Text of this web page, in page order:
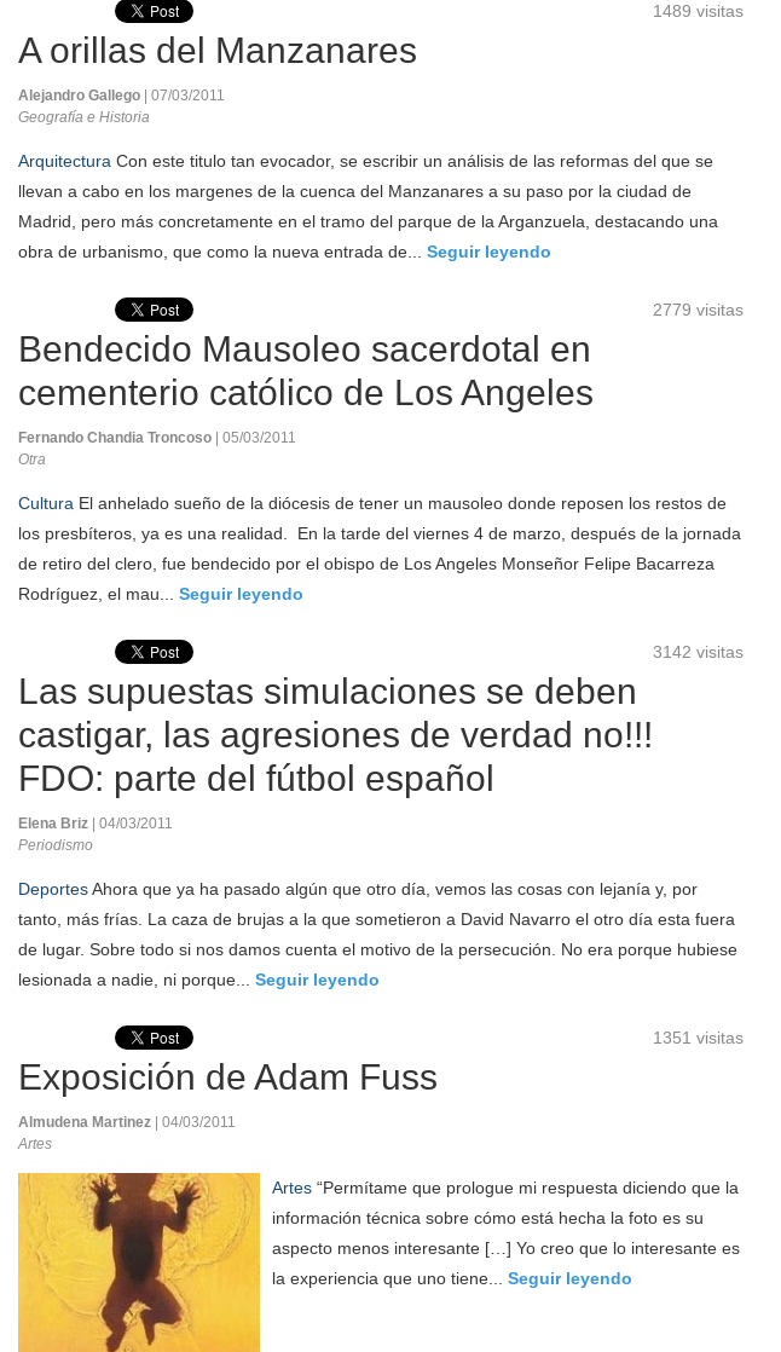
1489 visitas
A orillas del Manzanares
Alejandro Gallego
| 07/03/2011
Geografía e Historia
Arquitectura Con este titulo tan evocador, se escribir un análisis de las reformas del que se
llevan a cabo en los margenes de la cuenca del Manzanares a su paso por la ciudad de
Madrid, pero más concretamente en el tramo del parque de la Arganzuela, destacando una
obra de urbanismo, que como la nueva entrada de... Seguir leyendo
2779 visitas
Bendecido Mausoleo sacerdotal en
cementerio católico de Los Angeles
Fernando Chandia Troncoso
| 05/03/2011
Otra
Cultura El anhelado sueño de la diócesis de tener un mausoleo donde reposen los restos de
los presbíteros, ya es una realidad. En la tarde del viernes 4 de marzo, después de la jornada
de retiro del clero, fue bendecido por el obispo de Los Angeles Monseñor Felipe Bacarreza
Rodríguez, el mau... Seguir leyendo
3142 visitas
Las supuestas simulaciones se deben
castigar, las agresiones de verdad no!!!
FDO: parte del fútbol español
Elena Briz
| 04/03/2011
Periodismo
DeportesAhora que ya ha pasado algún que otro día, vemos las cosas con lejanía y, por
tanto, más frías. La caza de brujas a la que sometieron a David Navarro el otro día esta fuera
de lugar. Sobre todo si nos damos cuenta el motivo de la persecución. No era porque hubiese
lesionada a nadie, ni porque... Seguir leyendo
1351 visitas
Exposición de Adam Fuss
Almudena Martinez
| 04/03/2011
Artes
Artes “Permítame que prologue mi respuesta diciendo que la
información técnica sobre cómo está hecha la foto es su
aspecto menos interesante […] Yo creo que lo interesante es
la experiencia que uno tiene... Seguir leyendo